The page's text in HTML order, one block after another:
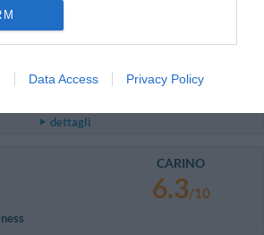
Data Access Privacy Policy
7.8/10
dettagli
CARINO
6.3/10